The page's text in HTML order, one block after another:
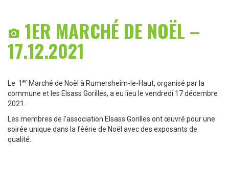
 1ER MARCHÉ DE NOËL –
17.12.2021
Le 1 er Marché de Noël à Rumersheim-le-Haut, organisé par la
commune et les Elsass Gorilles, a eu lieu le vendredi 17 décembre
2021.
Les membres de l’association Elsass Gorilles ont œuvré pour une
soirée unique dans la féérie de Noël avec des exposants de
qualité.